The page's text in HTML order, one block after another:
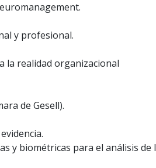
y profesional.
la realidad organizacional
de Gesell).
y biométricas para el análisis de